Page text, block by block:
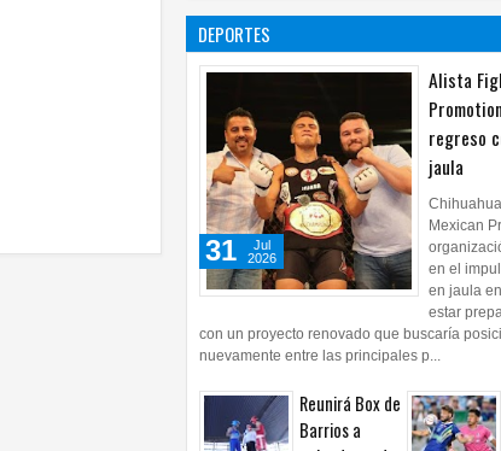
DEPORTES
Alista
regreso
jaula
31
Jul
2026
Mexican
en el
en jaula
estar
con un proyecto renovado que buscaría
nuevamente entre las principales p...
Reunirá Box de
Barrios a